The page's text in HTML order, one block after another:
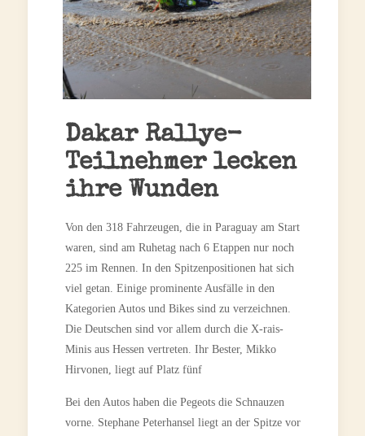
Dakar Rallye-
Teilnehmer lecken
ihre Wunden
Von den 318 Fahrzeugen, die in Paraguay am Start
waren, sind am Ruhetag nach 6 Etappen nur noch
225 im Rennen. In den Spitzenpositionen hat sich
viel getan. Einige prominente Ausfälle in den
Kategorien Autos und Bikes sind zu verzeichnen.
Die Deutschen sind vor allem durch die X-rais-
Minis aus Hessen vertreten. Ihr Bester, Mikko
Hirvonen, liegt auf Platz fünf
Bei den Autos haben die Pegeots die Schnauzen
vorne. Stephane Peterhansel liegt an der Spitze vor